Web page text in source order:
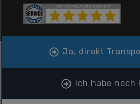
Ja, direkt
Ich habe noch